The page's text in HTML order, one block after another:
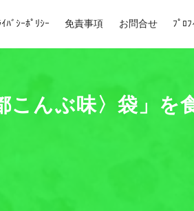
ﾊﾞｼｰﾎﾟﾘｼｰ 免責事項 お問合せ ﾌﾟﾛ
んぶ味〉袋」を